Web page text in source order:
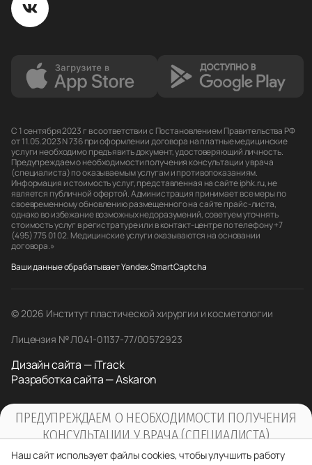
С 1 сентября 2023 г в соответствии с Постановлением Правительства РФ
от 11.05.2023 N 736 при оформлении договора на платные медицинские
услуги необходимо предъявить документ, удостоверяющий личность.
Предупреждаем о необходимости получения консультации у врача
(специалиста) по оказываемым услугам и противопоказаниям.
Информация и стоимость услуг, представленная на сайте iphk.ru, не
является публичной офертой. Администрация принимает все меры по
своевременному обновлению размещенного на сайте прайс-листа,
однако во избежание возможных недоразумений, советуем уточнять
стоимость услуг в регистратуре или в контакт-центре по телефону +7
(495) 775 01 02. Медицинские услуги оказываются на основании
договора.»
Ваши данные обрабатывает Yandex.SmartCaptcha
© 2026 Институт пластической хирургии и косметологии
Лицензия № Л041-01137-77/00572923
Дизайн сайта — iTrack
Разработка сайта — Askaron
ПРЕДУПРЕЖДАЕМ О НЕОБХОДИМОСТИ ПОЛУЧЕНИЯ
КОНСУЛЬТАЦИИ У ВРАЧА (СПЕЦИАЛИСТА)
ПО ОКАЗЫВАЕМЫМ УСЛУГАМ И
Наш сайт использует файлы cookies, чтобы улучшить работу